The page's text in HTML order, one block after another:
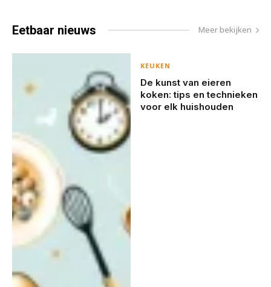
Eetbaar nieuws Meer bekijken
KEUKEN
De kunst van eieren
koken: tips en technieken
voor elk huishouden